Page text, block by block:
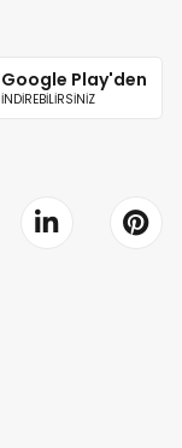
Google Play'den
İNDİREBİLİRSİNİZ